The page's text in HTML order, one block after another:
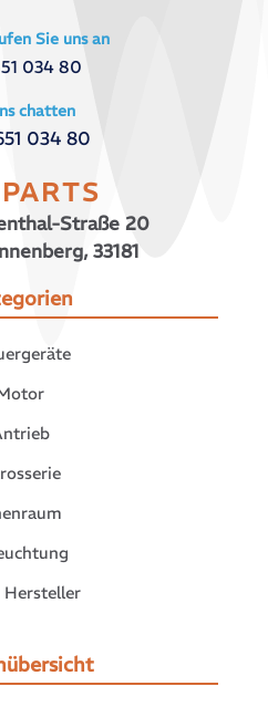
Sie uns an
034 80
chatten
034 80
Straße 20
33181
Hersteller